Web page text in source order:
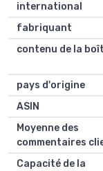
international
fabriquant
contenu de la
pays d'origine
ASIN
Moyenne des
commentaires
Capacité de la